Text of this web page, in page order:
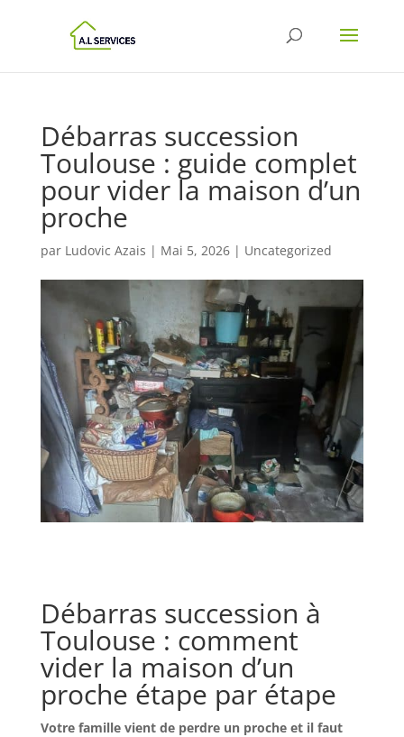
Débarras succession
Toulouse : guide complet
pour vider la maison d’un
proche
par Ludovic Azais | Mai 5, 2026| Uncategorized
Débarras succession à
Toulouse : comment
vider la maison d’un
proche étape par étape
Votre famille vient de perdre un proche et il faut